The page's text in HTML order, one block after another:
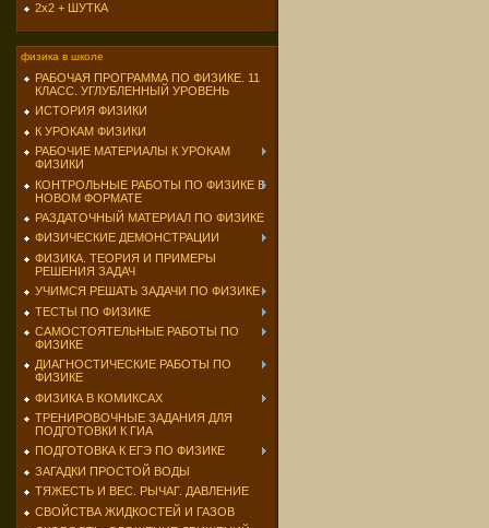
2х2 + ШУТКА
физика в школе
РАБОЧАЯ ПРОГРАММА ПО ФИЗИКЕ. 11
КЛАСС. УГЛУБЛЕННЫЙ УРОВЕНЬ
ИСТОРИЯ ФИЗИКИ
К УРОКАМ ФИЗИКИ
РАБОЧИЕ МАТЕРИАЛЫ К УРОКАМ
ФИЗИКИ
КОНТРОЛЬНЫЕ РАБОТЫ ПО ФИЗИКЕ В
НОВОМ ФОРМАТЕ
РАЗДАТОЧНЫЙ МАТЕРИАЛ ПО ФИЗИКЕ
ФИЗИЧЕСКИЕ ДЕМОНСТРАЦИИ
ФИЗИКА. ТЕОРИЯ И ПРИМЕРЫ
РЕШЕНИЯ ЗАДАЧ
УЧИМСЯ РЕШАТЬ ЗАДАЧИ ПО ФИЗИКЕ
ТЕСТЫ ПО ФИЗИКЕ
САМОСТОЯТЕЛЬНЫЕ РАБОТЫ ПО
ФИЗИКЕ
ДИАГНОСТИЧЕСКИЕ РАБОТЫ ПО
ФИЗИКЕ
ФИЗИКА В КОМИКСАХ
ТРЕНИРОВОЧНЫЕ ЗАДАНИЯ ДЛЯ
ПОДГОТОВКИ К ГИА
ПОДГОТОВКА К ЕГЭ ПО ФИЗИКЕ
ЗАГАДКИ ПРОСТОЙ ВОДЫ
ТЯЖЕСТЬ И ВЕС. РЫЧАГ. ДАВЛЕНИЕ
СВОЙСТВА ЖИДКОСТЕЙ И ГАЗОВ